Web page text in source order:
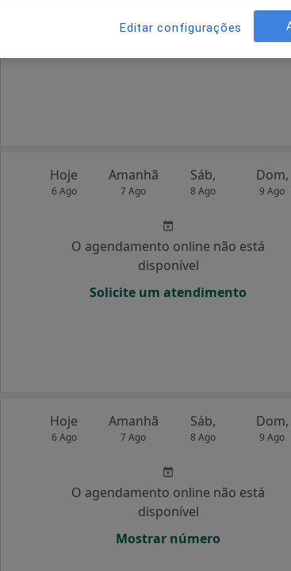
disponível
Hoje
6 Ago
Amanhã
7 Ago
Sáb,
8 Ago
Dom,
9 Ago
O agendamento online não está
disponível
Solicite um atendimento
Hoje
6 Ago
Amanhã
7 Ago
Sáb,
8 Ago
Dom,
9 Ago
O agendamento online não está
disponível
Mostrar número
Editar configurações